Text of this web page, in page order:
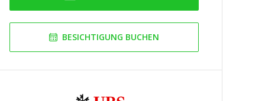
BESICHTIGUNG BUCHEN